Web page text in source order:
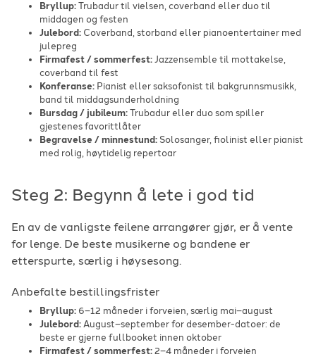
Bryllup: Trubadur til vielsen, coverband eller duo til
middagen og festen
Julebord: Coverband, storband eller pianoentertainer med
julepreg
Firmafest / sommerfest: Jazzensemble til mottakelse,
coverband til fest
Konferanse: Pianist eller saksofonist til bakgrunnsmusikk,
band til middagsunderholdning
Bursdag / jubileum: Trubadur eller duo som spiller
gjestenes favorittlåter
Begravelse / minnestund: Solosanger, fiolinist eller pianist
med rolig, høytidelig repertoar
Steg 2: Begynn å lete i god tid
En av de vanligste feilene arrangører gjør, er å vente
for lenge. De beste musikerne og bandene er
etterspurte, særlig i høysesong.
Anbefalte bestillingsfrister
Bryllup: 6–12 måneder i forveien, særlig mai–august
Julebord: August–september for desember-datoer: de
beste er gjerne fullbooket innen oktober
Firmafest / sommerfest: 2–4 måneder i forveien